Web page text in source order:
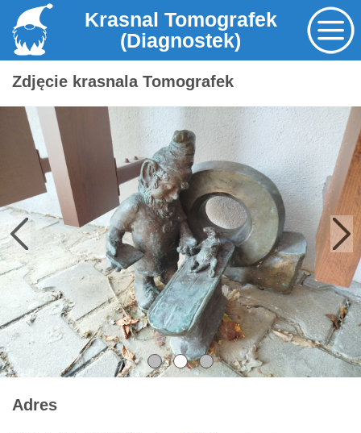
Krasnal Tomografek
(Diagnostek)
Zdjęcie krasnala Tomografek
Adres